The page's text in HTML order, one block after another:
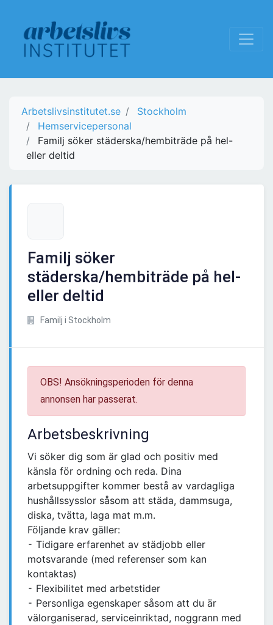
Arbetslivsinstitutet.se
Stockholm
Hemservicepersonal
Familj söker städerska/hembiträde på hel-
eller deltid
Familj söker
städerska/hembiträde på hel-
eller deltid
Familj i Stockholm
OBS! Ansökningsperioden för denna
annonsen har passerat.
Arbetsbeskrivning
Vi söker dig som är glad och positiv med
känsla för ordning och reda. Dina
arbetsuppgifter kommer bestå av vardagliga
hushållssysslor såsom att städa, dammsuga,
diska, tvätta, laga mat m.m.
Följande krav gäller:
⁃ Tidigare erfarenhet av städjobb eller
motsvarande (med referenser som kan
kontaktas)
⁃ Flexibilitet med arbetstider
⁃ Personliga egenskaper såsom att du är
välorganiserad, serviceinriktad, noggrann med